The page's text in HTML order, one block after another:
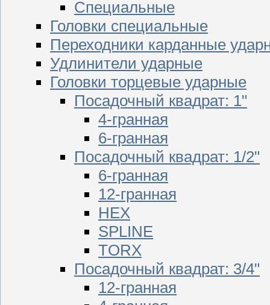
Специальные
Головки специальные
Переходники карданные
Удлинители ударные
Головки торцевые ударные
Посадочный квадрат: 1"
4-гранная
6-гранная
Посадочный квадрат: 1/2"
6-гранная
12-гранная
HEX
SPLINE
TORX
Посадочный квадрат: 3/4"
12-гранная